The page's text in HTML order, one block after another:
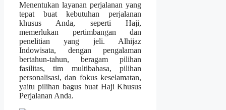
Menentukan layanan perjalanan yang
tepat buat kebutuhan perjalanan
khusus Anda, seperti Haji,
memerlukan pertimbangan dan
penelitian yang jeli. Alhijaz
Indowisata, dengan pengalaman
bertahun-tahun, beragam pilihan
fasilitas, tim multibahasa, pilihan
personalisasi, dan fokus keselamatan,
yaitu pilihan bagus buat Haji Khusus
Perjalanan Anda.